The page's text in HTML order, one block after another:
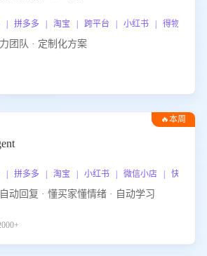
| 拼多多 | 淘宝 | 跨平台 | 小红书 | 得物 | 企
团队 · 定制化方案
🔥本周
| 拼多多 | 淘宝 | 小红书 | 微信小店 | 快手 |
动回复 · 懂买家懂情绪 · 自动学习